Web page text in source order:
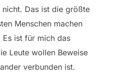
Das ist die größte
Menschen machen
ist für mich das
Leute wollen Beweise
verbunden ist.